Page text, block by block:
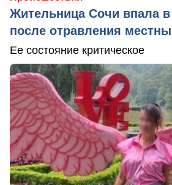
Жительница Сочи впала
после отравления
Ее состояние критическое